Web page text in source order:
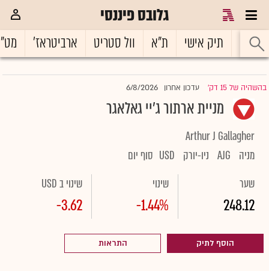
גלובס פיננסי
ראשי תיק אישי ת"א וול סטריט ארביטראז'
בהשהיה של 15 דק' |עדכון אחרון 6/8/2026
מניית ארתור ג'יי גאלאגר
Arthur J Gallagher
מניה
AJG ניו-יורק USD סוף יום
שער
248.12
שינוי
-1.44%
שינוי ב USD
-3.62
הוסף לתיק התראות